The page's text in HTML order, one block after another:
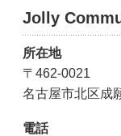
Jolly
所在地
〒462-0021
名古屋市北区成
電話